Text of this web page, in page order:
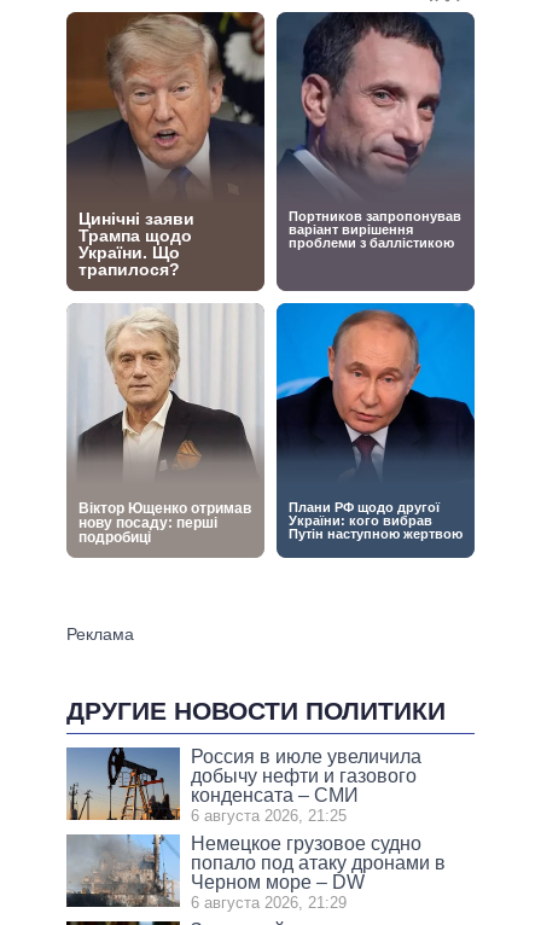
ДРУГИЕ НОВОСТИ ПОЛИТИКИ
Россия в июле увеличила
добычу нефти и газового
конденсата – СМИ
6 августа 2026, 21:25
Немецкое грузовое судно
попало под атаку дронами в
Черном море – DW
6 августа 2026, 21:29